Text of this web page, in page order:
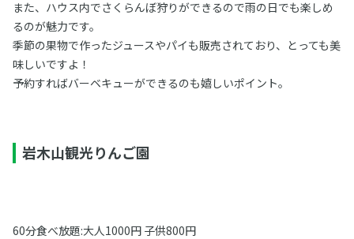
また、ハウス内でさくらんぼ狩りができるので雨の日でも楽しめ
るのが魅力です。
季節の果物で作ったジュースやパイも販売されており、とっても美
味しいですよ！
予約すればバーベキューができるのも嬉しいポイント。
岩木山観光りんご園
60分食べ放題:大人1000円 子供800円